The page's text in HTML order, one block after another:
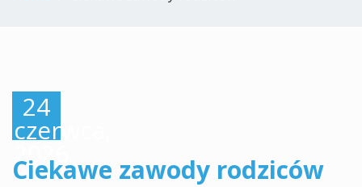
24
czerwca,
2026
Ciekawe zawody rodziców